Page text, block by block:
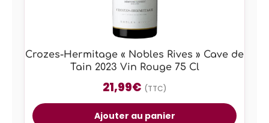
Crozes-Hermitage « Nobles Rives » Cave de
Tain 2023 Vin Rouge 75 Cl
21,99€ (TTC)
Ajouter au panier